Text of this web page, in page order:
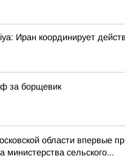
Иран координирует
за борщевик
области
сельского...